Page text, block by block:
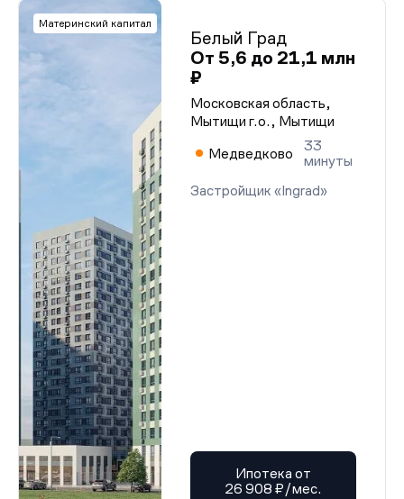
Материнский капитал
Белый Град
От 5,6 до 21,1 млн
₽
Московская область,
Мытищи г.о., Мытищи
Медведково
33
минуты
Застройщик «Ingrad»
Ипотека от
26 908 ₽/мес.